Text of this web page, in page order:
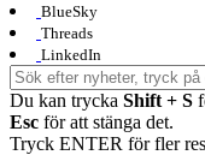
BlueSky
Threads
LinkedIn
Du kan trycka Shift + S
Esc för att stänga det.
Tryck ENTER för fler